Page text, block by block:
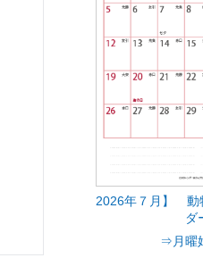
2026年７月】 動
ダ
⇒月曜